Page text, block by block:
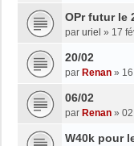
OPr futur le
par uriel » 17
20/02
par Renan »
06/02
par Renan »
W40k pour